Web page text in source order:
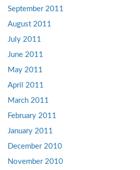
September 2011
August 2011
July 2011
June 2011
May 2011
April 2011
March 2011
February 2011
January 2011
December 2010
November 2010